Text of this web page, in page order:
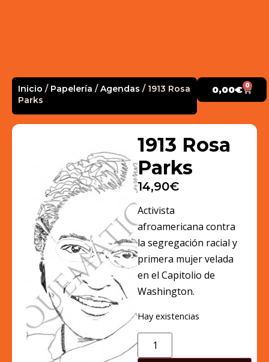
Inicio / Papelería /Agendas / 1913 Rosa
Parks
0,00€ 0
1913 Rosa
Parks
14,90€
Activista
afroamericana contra
la segregación racial y
primera mujer velada
en el Capitolio de
Washington.
Hay existencias